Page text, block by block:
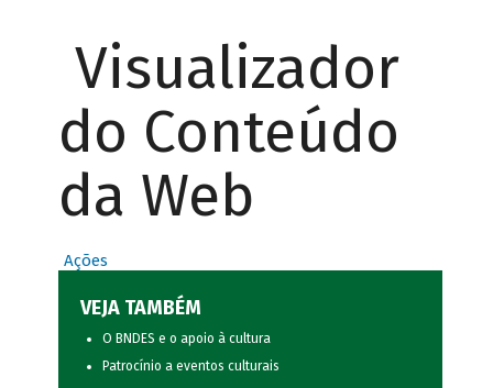
Visualizador
do Conteúdo
da Web
Ações
VEJA TAMBÉM
O BNDES e o apoio à cultura
Patrocínio a eventos culturais